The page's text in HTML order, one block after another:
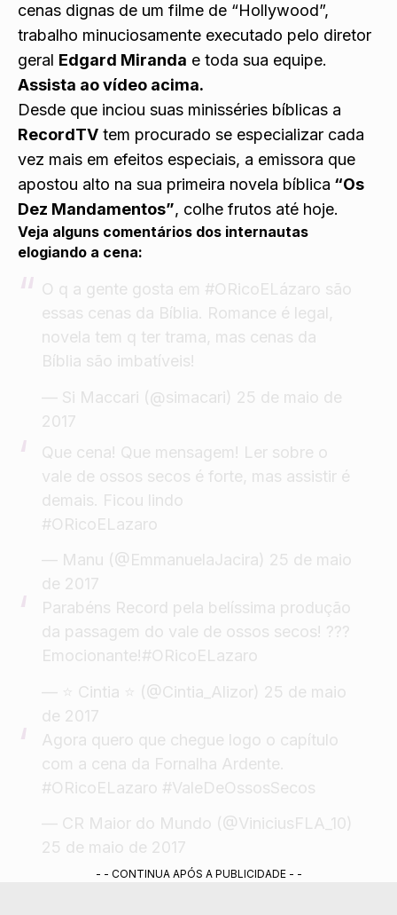
cenas dignas de um filme de “Hollywood”,
trabalho minuciosamente executado pelo diretor
geral Edgard Miranda e toda sua equipe.
Assista ao vídeo acima.
Desde que inciou suas minisséries bíblicas a
RecordTV tem procurado se especializar cada
vez mais em efeitos especiais, a emissora que
apostou alto na sua primeira novela bíblica “Os
Dez Mandamentos”, colhe frutos até hoje.
Veja alguns comentários dos internautas
elogiando a cena:
O q a gente gosta em #ORicoELázaro são
essas cenas da Bíblia. Romance é legal,
novela tem q ter trama, mas cenas da
Bíblia são imbatíveis!
— Si Maccari (@simacari) 25 de maio de
2017
Que cena! Que mensagem! Ler sobre o
vale de ossos secos é forte, mas assistir é
demais. Ficou lindo
#ORicoELazaro
— Manu (@EmmanuelaJacira) 25 de maio
de 2017
Parabéns Record pela belíssima produção
da passagem do vale de ossos secos! ???
Emocionante!#ORicoELazaro
— ⭐ Cintia ⭐ (@Cintia_Alizor) 25 de maio
de 2017
Agora quero que chegue logo o capítulo
com a cena da Fornalha Ardente.
#ORicoELazaro #ValeDeOssosSecos
— CR Maior do Mundo (@ViniciusFLA_10)
25 de maio de 2017
- - CONTINUA APÓS A PUBLICIDADE - -